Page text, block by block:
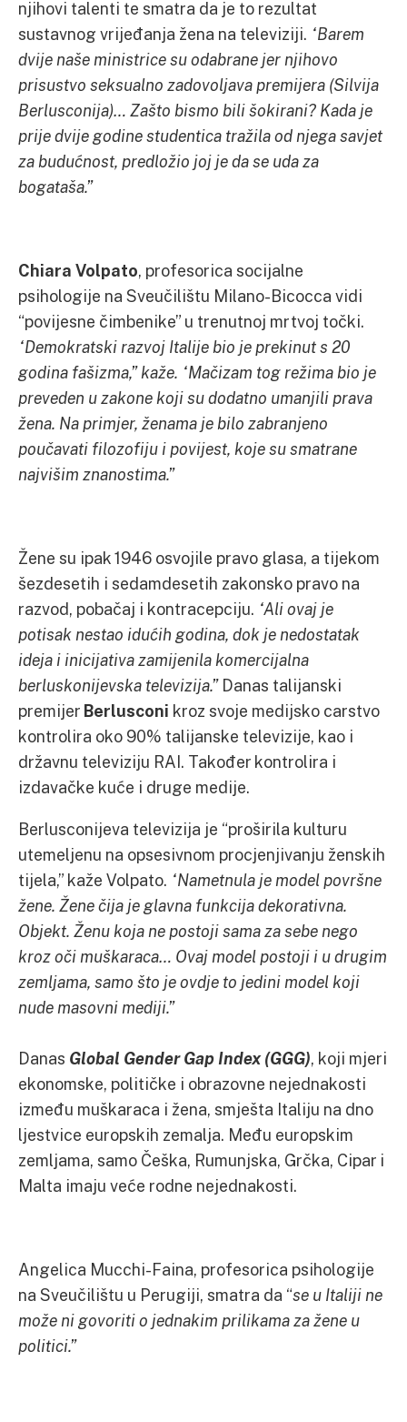
njihovi talenti te smatra da je to rezultat
sustavnog vrijeđanja žena na televiziji. “Barem
dvije naše ministrice su odabrane jer njihovo
prisustvo seksualno zadovoljava premijera (Silvija
Berlusconija)… Zašto bismo bili šokirani? Kada je
prije dvije godine studentica tražila od njega savjet
za budućnost, predložio joj je da se uda za
bogataša.”
Chiara Volpato, profesorica socijalne
psihologije na Sveučilištu Milano-Bicocca vidi
“povijesne čimbenike” u trenutnoj mrtvoj točki.
“Demokratski razvoj Italije bio je prekinut s 20
godina fašizma,” kaže. “Mačizam tog režima bio je
preveden u zakone koji su dodatno umanjili prava
žena. Na primjer, ženama je bilo zabranjeno
poučavati filozofiju i povijest, koje su smatrane
najvišim znanostima.”
Žene su ipak 1946 osvojile pravo glasa, a tijekom
šezdesetih i sedamdesetih zakonsko pravo na
razvod, pobačaj i kontracepciju. “Ali ovaj je
potisak nestao idućih godina, dok je nedostatak
ideja i inicijativa zamijenila komercijalna
berluskonijevska televizija.”Danas talijanski
premijer Berlusconi kroz svoje medijsko carstvo
kontrolira oko 90% talijanske televizije, kao i
državnu televiziju RAI. Također kontrolira i
izdavačke kuće i druge medije.
Berlusconijeva televizija je “proširila kulturu
utemeljenu na opsesivnom procjenjivanju ženskih
tijela,” kaže Volpato. “Nametnula je model površne
žene. Žene čija je glavna funkcija dekorativna.
Objekt. Ženu koja ne postoji sama za sebe nego
kroz oči muškaraca… Ovaj model postoji i u drugim
zemljama, samo što je ovdje to jedini model koji
nude masovni mediji.”
Danas Global Gender Gap Index (GGG), koji mjeri
ekonomske, političke i obrazovne nejednakosti
između muškaraca i žena, smješta Italiju na dno
ljestvice europskih zemalja. Među europskim
zemljama, samo Češka, Rumunjska, Grčka, Cipar i
Malta imaju veće rodne nejednakosti.
Angelica Mucchi-Faina, profesorica psihologije
na Sveučilištu u Perugiji, smatra da “se u Italiji ne
može ni govoriti o jednakim prilikama za žene u
politici.”